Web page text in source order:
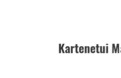
Kartenetui